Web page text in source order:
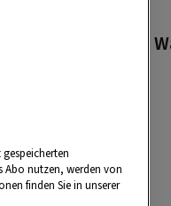
Garten:
Abo nutzen, werden von
finden Sie in unserer